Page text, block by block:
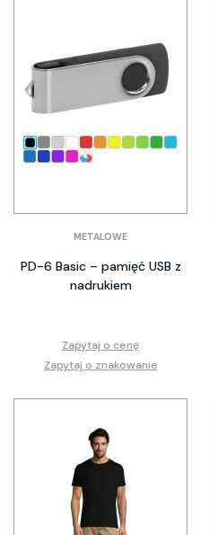
METALOWE
PD-6 Basic – pamięć USB z
nadrukiem
Zapytaj o cenę
Zapytaj o znakowanie